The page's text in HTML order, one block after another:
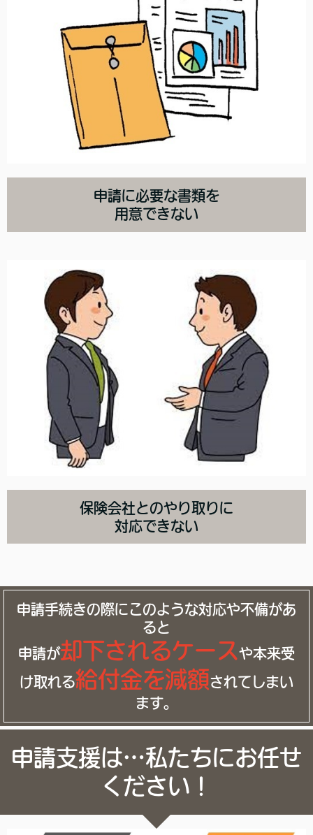
申請に必要な書類を
用意できない
保険会社とのやり取りに
対応できない
申請手続きの際にこのような対応や不備があ
ると
申請が却下されるケース や本来受
け取れる給付金を減額されてしまい
ます。
申請支援は…私たちにお任せ
ください！